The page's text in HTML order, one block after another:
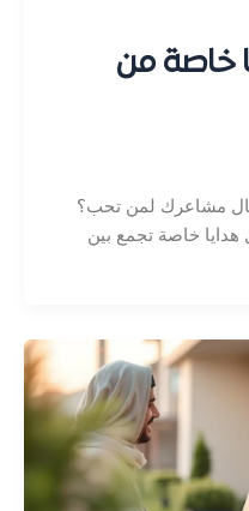
خاصة من
مشاعرك لمن تحب؟
خاصة تجمع بين